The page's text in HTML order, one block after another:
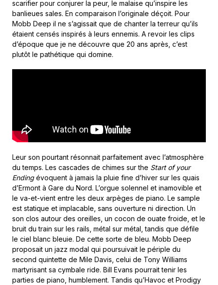
scarifier pour conjurer la peur, le malaise qu’inspire les
banlieues sales. En comparaison l’originale déçoit. Pour
Mobb Deep il ne s’agissait que de chanter la terreur qu’ils
étaient censés inspirés à leurs ennemis. A revoir les clips
d’époque que je ne découvre que 20 ans après, c’est
plutôt le pathétique qui domine.
Leur son pourtant résonnait parfaitement avec l’atmosphère
du temps. Les cascades de chimes sur the Start of your
Endingévoquent à jamais la pluie fine d’hiver sur les quais
d’Ermont à Gare du Nord. L’orgue solennel et inamovible et
le va-et-vient entre les deux arpèges de piano. Le sample
est statique et implacable, sans ouverture ni direction. Un
son clos autour des oreilles, un cocon de ouate froide, et le
bruit du train sur les rails, métal sur métal, tandis que défile
le ciel blanc bleuie. De cette sorte de bleu. Mobb Deep
proposait un jazz modal qui poursuivait le périple du
second quintette de Mile Davis, celui de Tony Williams
martyrisant sa cymbale ride. Bill Evans pourrait tenir les
parties de piano, humblement. Tandis qu’Havoc et Prodigy